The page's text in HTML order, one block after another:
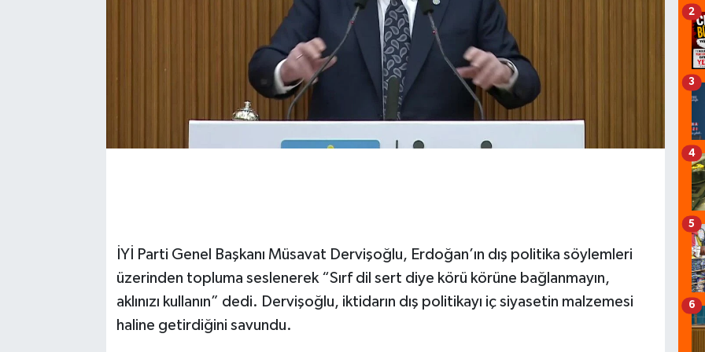
İYİ Parti Genel Başkanı Müsavat Dervişoğlu, Erdoğan’ın dış politika söylemleri
üzerinden topluma seslenerek “Sırf dil sert diye körü körüne bağlanmayın,
aklınızı kullanın” dedi. Dervişoğlu, iktidarın dış politikayı iç siyasetin malzemesi
haline getirdiğini savundu.
2
3
4
5
6